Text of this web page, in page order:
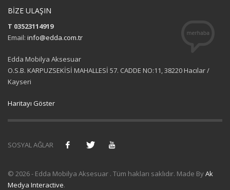
BİZE ULAŞIN
T 03523114919
Email: info@edda.com.tr
Edda Mobilya Aksesuar
O.S.B. KARPUZSEKİSİ MAHALLESİ 57. CADDE NO:11, 38220 Hacılar /
Kayseri
Haritayı Göster
SOSYAL AĞLAR
© 2026 - Edda Mobilya Aksesuar . Tüm hakları saklıdır. Made ByAk
Medya Interactive.